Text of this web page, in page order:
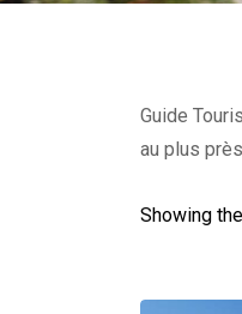
Guide
au plus
Showing